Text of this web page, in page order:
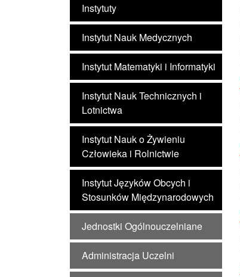
Instytuty
Instytut Nauk Medycznych
Instytut Matematyki i Informatyki
Instytut Nauk Technicznych i
Lotnictwa
Instytut Nauk o Żywieniu
Człowieka i Rolnictwie
Instytut Języków Obcych i
Stosunków Międzynarodowych
Jednostki Ogólnouczelniane
Administracja Uczelni